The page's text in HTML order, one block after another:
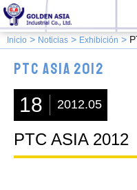
Inicio Noticias Exhibición
PTC ASIA 2012
18 2012.05
PTC ASIA 2012